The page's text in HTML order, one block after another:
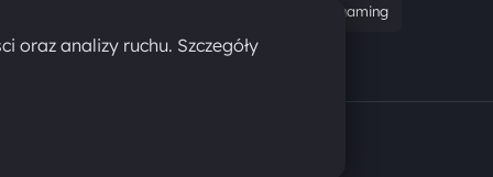
gaming
oraz analizy ruchu. Szczegóły